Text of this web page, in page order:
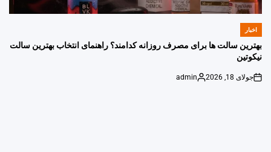
POSTED
اخبار
بهترین سالت ها برای مصرف روزانه کدامند؟ راهنمای انتخاب بهترین سالت
نیکوتین
on
جولای 18, 2026
Posted
admin